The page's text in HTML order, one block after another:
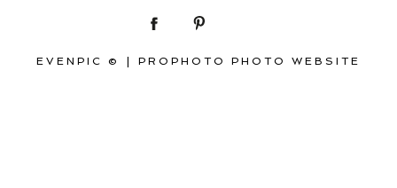
EVENPIC © PROPHOTO PHOTO WEBSITE